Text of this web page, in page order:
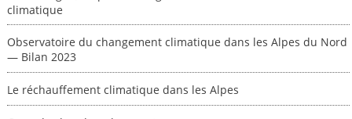
climatique
Observatoire du changement climatique dans les Alpes du Nord
— Bilan 2023
Le réchauffement climatique dans les Alpes